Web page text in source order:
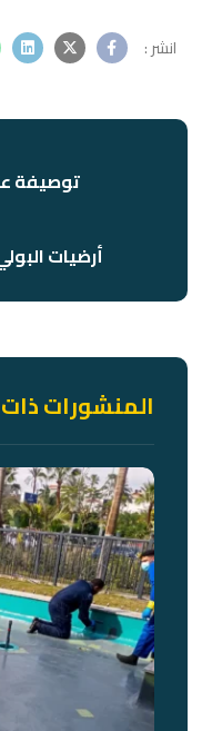
توصيفة
أرضيات
المنشورات